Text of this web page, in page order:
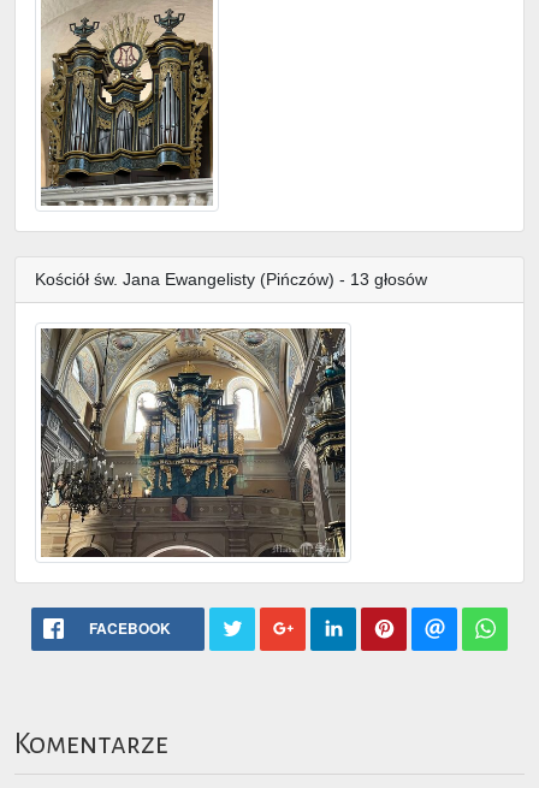
Kościół św. Jana Ewangelisty (Pińczów) - 13 głosów
FACEBOOK
Komentarze